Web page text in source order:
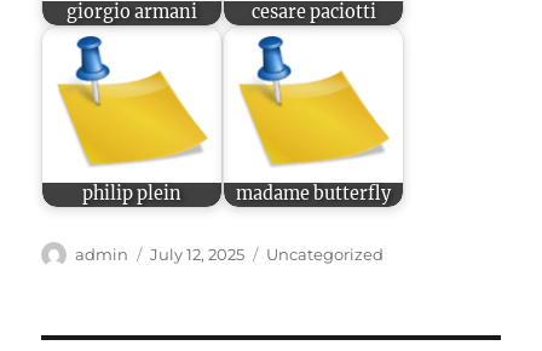
giorgio armani cesare paciotti
philip plein madame butterfly
Author
admin
Posted
July 12, 2025 Categories
Uncategorized